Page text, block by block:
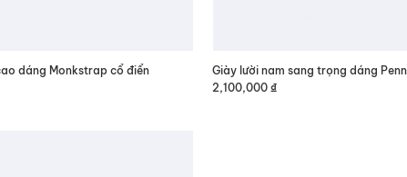
dáng Monkstrap cổ điển
Giày lười nam sang trọng dáng
2,100,000 ₫